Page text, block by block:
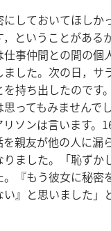
にしておいてほしか
ということがある
事仲間との間の個
した。次の日，サ
持ち出したのです
ってもみませんで
ソンは言います。
親友が他の人に漏
ました。「恥ずか
『もう彼女に秘密
い』と思いました」